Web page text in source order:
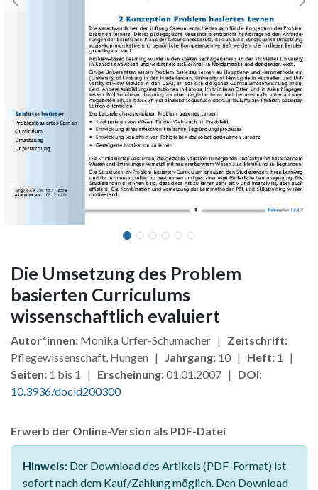
Die Umsetzung des Problem
basierten Curriculums
wissenschaftlich evaluiert
Autor*innen: Monika Urfer-Schumacher | Zeitschrift:
Pflegewissenschaft, Hungen | Jahrgang: 10 | Heft: 1 |
Seiten: 1 bis 1 | Erscheinung:01.01.2007 | DOI:
10.3936/docid200300
Erwerb der Online-Version als PDF-Datei
Hinweis: Der Download des Artikels (PDF-Format) ist
sofort nach dem Kauf/Zahlung möglich. Den Download